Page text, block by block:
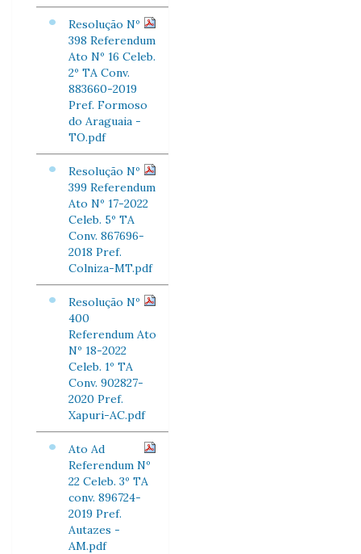
Resolução Nº
398 Referendum
Ato Nº 16 Celeb.
2º TA Conv.
883660-2019
Pref. Formoso
do Araguaia -
TO.pdf
Resolução Nº
399 Referendum
Ato Nº 17-2022
Celeb. 5º TA
Conv. 867696-
2018 Pref.
Colniza-MT.pdf
Resolução Nº
400
Referendum Ato
Nº 18-2022
Celeb. 1º TA
Conv. 902827-
2020 Pref.
Xapuri-AC.pdf
Ato Ad
Referendum Nº
22 Celeb. 3º TA
conv. 896724-
2019 Pref.
Autazes -
AM.pdf